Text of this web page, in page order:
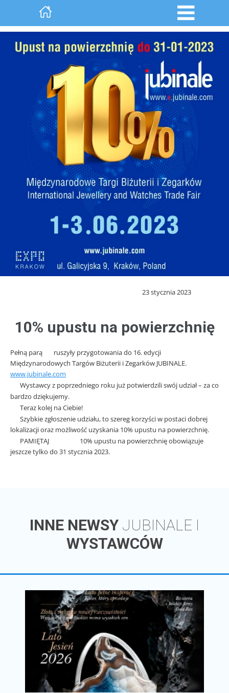
23 stycznia 2023
10% upustu na powierzchnię
Pełną parą
ruszyły przygotowania do 16. edycji
Międzynarodowych Targów Biżuterii i Zegarków JUBINALE.
www.jubinale.com
Wystawcy z poprzedniego roku już potwierdzili swój udział – za co
bardzo dziękujemy.
Teraz kolej na Ciebie!
Szybkie zgłoszenie udziału, to szereg korzyści w postaci dobrej
lokalizacji oraz możliwość uzyskania 10% upustu na powierzchnię.
PAMIĘTAJ
10% upustu na powierzchnię obowiązuje
jeszcze tylko do 31 stycznia 2023.
INNE NEWSY JUBINALE I
WYSTAWCÓW